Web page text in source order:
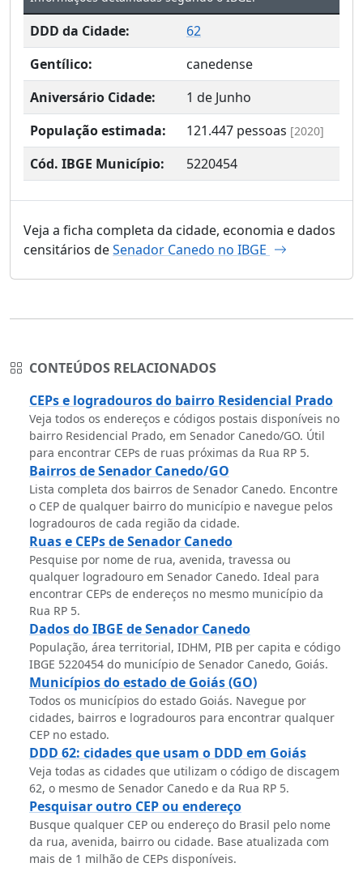
DDD da Cidade:
62
Gentílico:
canedense
Aniversário Cidade:
1 de Junho
População estimada:
121.447 pessoas [2020]
Cód. IBGE Município: 5220454
Veja a ficha completa da cidade, economia e dados
censitários deSenador Canedo no IBGE
CONTEÚDOS RELACIONADOS
CEPs e logradouros do bairro Residencial Prado
Veja todos os endereços e códigos postais disponíveis no
bairro Residencial Prado, em Senador Canedo/GO. Útil
para encontrar CEPs de ruas próximas da Rua RP 5.
Bairros de Senador Canedo/GO
Lista completa dos bairros de Senador Canedo. Encontre
o CEP de qualquer bairro do município e navegue pelos
logradouros de cada região da cidade.
Ruas e CEPs de Senador Canedo
Pesquise por nome de rua, avenida, travessa ou
qualquer logradouro em Senador Canedo. Ideal para
encontrar CEPs de endereços no mesmo município da
Rua RP 5.
Dados do IBGE de Senador Canedo
População, área territorial, IDHM, PIB per capita e código
IBGE 5220454 do município de Senador Canedo, Goiás.
Municípios do estado de Goiás (GO)
Todos os municípios do estado Goiás. Navegue por
cidades, bairros e logradouros para encontrar qualquer
CEP no estado.
DDD 62: cidades que usam o DDD em Goiás
Veja todas as cidades que utilizam o código de discagem
62, o mesmo de Senador Canedo e da Rua RP 5.
Pesquisar outro CEP ou endereço
Busque qualquer CEP ou endereço do Brasil pelo nome
da rua, avenida, bairro ou cidade. Base atualizada com
mais de 1 milhão de CEPs disponíveis.